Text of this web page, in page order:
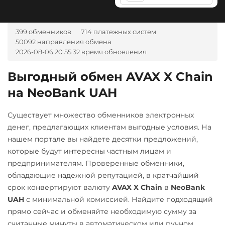
NEO
Ontology (ONT)
PancakeSwap (CAKE)
Pax Dollar (USDP)
ERC20
Pepe
Pol (ex-MATIC)
POL ERC20
Qtum
Газпромбанк RUB
ЕРИП Расчет BYN
Карта Unionpay CNY
Карта UZCARD UZS
Карта МИР RUB
Любой банк
USD RUB EUR
UAH
KZT
GBP CNY
THB
JPY
TRY BYN
CAD
399 обменников
714 платежных систем
50092 направления обмена
2026-08-06 20:55:32 время обновления
Выгодный обмен AVAX X Chain
на NeoBank UAH
Существует множество обменников электронных
денег, предлагающих клиентам выгодные условия. На
нашем портале вы найдете десятки предложений,
которые будут интересны частным лицам и
предпринимателям. Проверенные обменники,
обладающие надежной репутацией, в кратчайший
срок конвертируют валюту AVAX X Chain в NeoBank
UAH с минимальной комиссией. Найдите подходящий
прямо сейчас и обменяйте необходимую сумму за